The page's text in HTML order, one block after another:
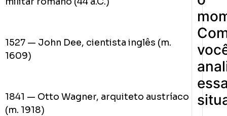
1527 — John Dee, cientista inglês (m.
1609)
1841 — Otto Wagner, arquiteto austríaco
(m. 1918)